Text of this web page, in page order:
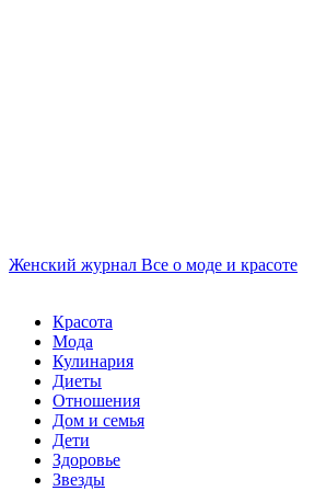
Женский журнал Все о моде и красоте
Красота
Мода
Кулинария
Диеты
Отношения
Дом и семья
Дети
Здоровье
Звезды